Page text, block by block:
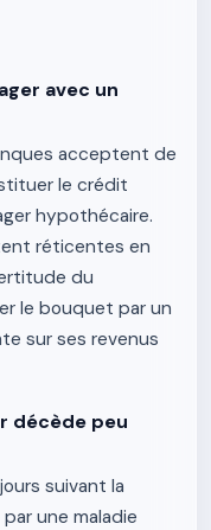
avec un
acceptent de
le crédit
hypothécaire.
réticentes en
du
le bouquet par un
sur ses revenus
décède peu
suivant la
une maladie